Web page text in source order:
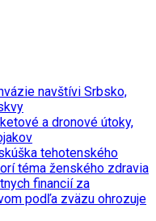
navštívi Srbsko,
a dronové útoky,
tehotenského
téma ženského zdravia
financií za
podľa zväzu ohrozuje